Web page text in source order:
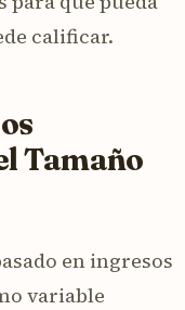
calificar.
Tamaño
en ingresos
variable